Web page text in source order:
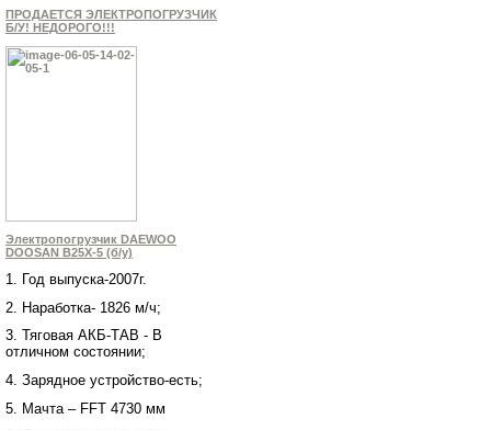
ПРОДАЕТСЯ ЭЛЕКТРОПОГРУЗЧИК
Б/У! НЕДОРОГО!!!
Электропогрузчик DAEWOO
DOOSAN В25Х-5 (б/у)
1. Год выпуска-2007г.
2. Наработка- 1826 м/ч;
3. Тяговая АКБ-ТАВ - В
отличном состоянии;
4. Зарядное устройство-есть;
5. Мачта – FFТ 4730 мм